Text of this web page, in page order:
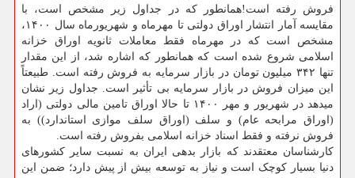
فروش رفته است!همانطور که در جداول زیر مشخص است، با
مقایسه آمار انتشار اوراق دولتی تا مهرماه و شهریورماه سال ۱۴۰۰،
مشخص است که در مهرماه فقط معاملات ثانویه اوراق خزانه
اسلامی شروع شده است که همانطور که اشاره شد، از این مقدار
تنها ۳۴۲ میلیون تومان در بازار سرمایه به فروش رفته است. طبیعتاً
این میزان فروش در بازار سرمایه بی تأثیر است. جداول زیر نشان
میدهد در شهریور و مهر ۱۴۰۰ تا حالا اوراق تامین مالی دولتی (اراد
(اوراق مرابحه عام) و سلف (اوراق سلف موازی استاندارد)) به
فروش نرفته و فقط اسناد خزانه اسلامی بفروش رفته است.
کارشناسان معتقدند که بازار بدهی ایران به نسبت سایر کشورهای
دنیا بسیار کوچک است و نیاز به توسعه بیش از پیش دارد؛ ضمن این